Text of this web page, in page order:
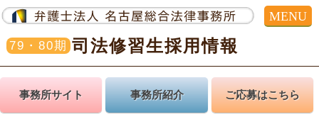
79・80期 司法修習生採用情報
MENU
事務所サイト 事務所紹介 ご応募はこちら